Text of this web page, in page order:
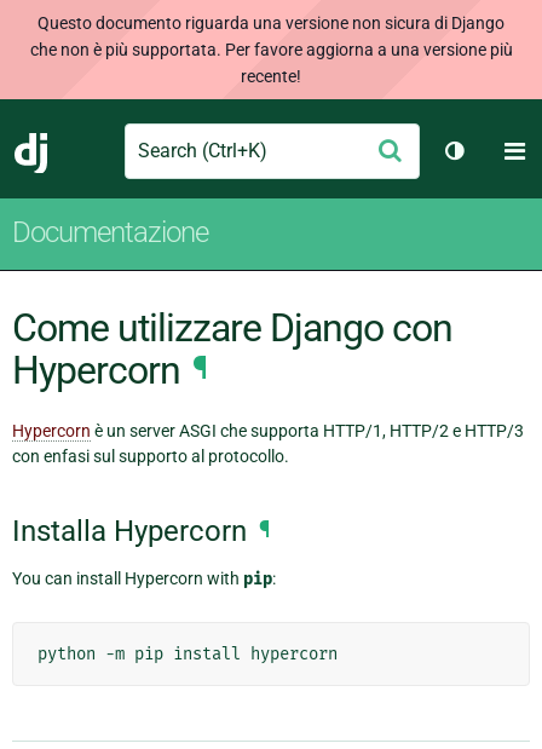
Questo documento riguarda una versione non sicura di Django
che non è più supportata. Per favore aggiorna a una versione più
recente!
Django
Search Conferma
Cambia
Documentazione
Come utilizzare Django con
Hypercorn ¶
Hypercorn è un server ASGI che supporta HTTP/1, HTTP/2 e HTTP/3
con enfasi sul supporto al protocollo.
Installa Hypercorn ¶
You can install Hypercorn with pip: